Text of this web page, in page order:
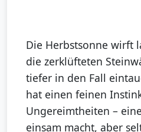
Die Herbstsonne wirft
die zerklüfteten
tiefer in den Fall
hat einen feinen
Ungereimtheiten –
einsam macht, aber